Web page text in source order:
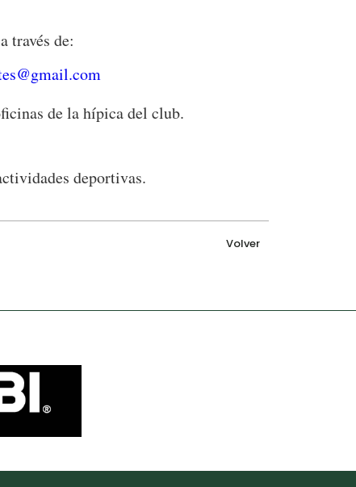
través de:
de la hípica del club.
deportivas.
Volver